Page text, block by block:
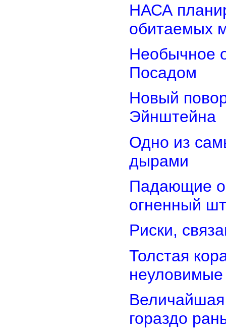
НАСА
обитаемых
Необычное
Посадом
Новый
Эйнштейна
Одно из
дырами
Падающие
огненный
Риски,
Толстая
Величайшая
гораздо